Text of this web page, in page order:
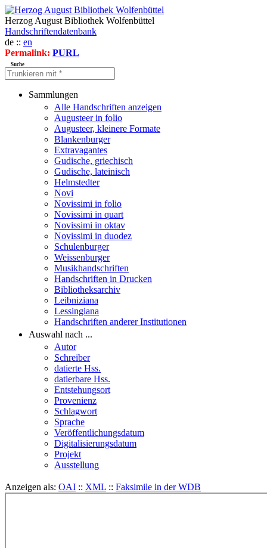
Herzog August Bibliothek Wolfenbüttel
Handschriftendatenbank
de :: en
Permalink: PURL
Suche
Sammlungen
Alle Handschriften anzeigen
Augusteer in folio
Augusteer, kleinere Formate
Blankenburger
Extravagantes
Gudische, griechisch
Gudische, lateinisch
Helmstedter
Novi
Novissimi in folio
Novissimi in quart
Novissimi in oktav
Novissimi in duodez
Schulenburger
Weissenburger
Musikhandschriften
Handschriften in Drucken
Bibliotheksarchiv
Leibniziana
Lessingiana
Handschriften anderer Institutionen
Auswahl nach ...
Autor
Schreiber
datierte Hss.
datierbare Hss.
Entstehungsort
Provenienz
Schlagwort
Sprache
Veröffentlichungsdatum
Digitalisierungsdatum
Projekt
Ausstellung
Anzeigen als: OAI :: XML :: Faksimile in der WDB